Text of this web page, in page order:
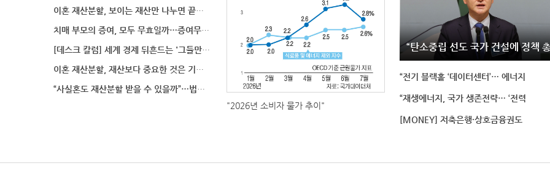
이혼 재산분할, 보이는 재산만 나누면 끝일까…숨겨진 자
치매 부모의 증여, 모두 무효일까…증여무효 분쟁에서 법
[데스크 칼럼] 세계 경제 뒤흔드는 '그들만의 언어'
이혼 재산분할, 재산보다 중요한 것은 기여도 입증
“사실혼도 재산분할 받을 수 있을까”…법원이 살펴보는
"2026년 소비자 물가 추이"
“탄소중립 선도 국가 건설에 정책
“전기 블랙홀 ‘데이터센터’… 에너지
“재생에너지, 국가 생존전략… ‘전력
[MONEY] 저축은행·상호금융권도